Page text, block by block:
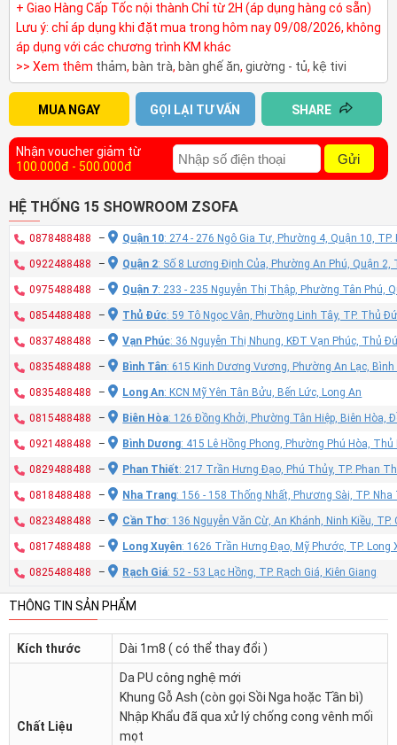
+ Giao Hàng Cấp Tốc nội thành Chỉ từ 2H (áp dụng hàng có sẵn)
Lưu ý: chỉ áp dụng khi đặt mua trong hôm nay 09/08/2026, không
áp dụng với các chương trình KM khác
>> Xem thêm thảm, bàn trà, bàn ghế ăn, giường - tủ, kệ tivi
MUA NGAY GỌI LẠI TƯ VẤN SHARE
Nhận voucher giảm từ
100.000đ - 500.000đ
Gửi
HỆ THỐNG 15 SHOWROOM ZSOFA
0878488488 – Quận 10: 274 - 276 Ngô Gia Tự, Phường 4, Quận 10, TP.
0922488488 – Quận 2: Số 8 Lương Định Của, Phường An Phú, Quận 2,
0975488488 – Quận 7: 233 - 235 Nguyễn Thị Thập, Phường Tân Phú,
0854488488 – Thủ Đức: 59 Tô Ngọc Vân, Phường Linh Tây, TP. Thủ
0837488488 – Vạn Phúc: 36 Nguyễn Thị Nhung, KĐT Vạn Phúc, Thủ
0835488488 – Bình Tân: 615 Kinh Dương Vương, Phường An Lạc, Bình
0835488488 – Long An: KCN Mỹ Yên Tân Bửu, Bến Lức, Long An
0815488488 – Biên Hòa: 126 Đồng Khởi, Phường Tân Hiệp, Biên Hòa,
0921488488 – Bình Dương: 415 Lê Hồng Phong, Phường Phú Hòa,
0829488488 – Phan Thiết: 217 Trần Hưng Đạo, Phú Thủy, TP. Phan
0818488488 – Nha Trang: 156 - 158 Thống Nhất, Phương Sài, TP.
0823488488 – Cần Thơ: 136 Nguyễn Văn Cừ, An Khánh, Ninh Kiều,
0817488488 – Long Xuyên: 1626 Trần Hưng Đạo, Mỹ Phước, TP. Long
0825488488 – Rạch Giá: 52 - 53 Lạc Hồng, TP. Rạch Giá, Kiên Giang
THÔNG TIN SẢN PHẨM
Kích thước Dài 1m8 ( có thể thay đổi )
Chất Liệu
Da PU công nghệ mới
Khung Gỗ Ash (còn gọi Sồi Nga hoặc Tần bì)
Nhập Khẩu đã qua xử lý chống cong vênh mối
mọt